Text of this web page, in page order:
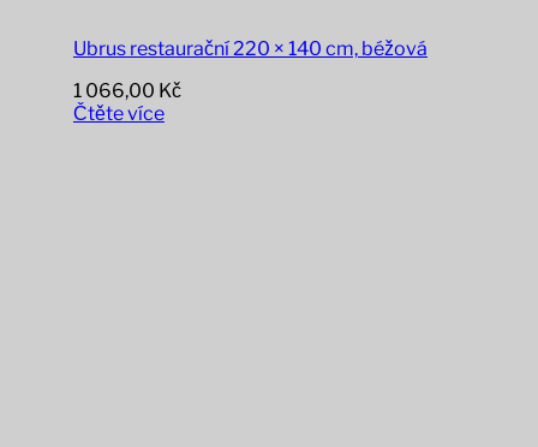
Ubrus restaurační 220 × 140 cm, béžová
1 066,00 Kč
Čtěte více